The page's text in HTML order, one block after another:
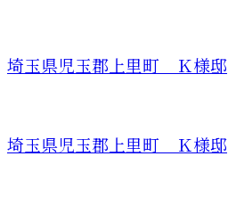
埼玉県児玉郡上里町 Ｋ様邸
埼玉県児玉郡上里町 Ｋ様邸